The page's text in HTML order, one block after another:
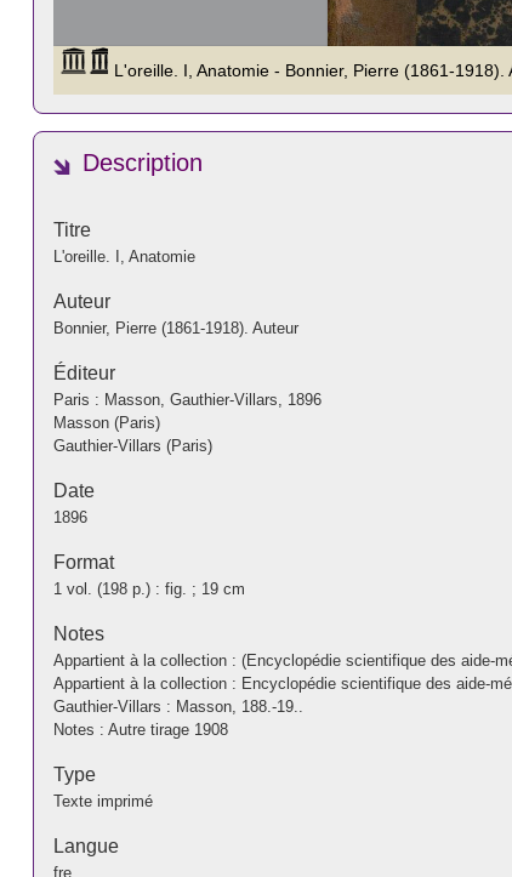
Description
Titre
L'oreille. I, Anatomie
Auteur
Bonnier, Pierre (1861-1918). Auteur
Éditeur
Paris : Masson, Gauthier-Villars, 1896
Masson (Paris)
Gauthier-Villars (Paris)
Date
1896
Format
1 vol. (198 p.) : fig. ; 19 cm
Notes
Appartient à la collection : (Encyclopédie scientifique des aide-
Appartient à la collection : Encyclopédie scientifique des aide-
Gauthier-Villars : Masson, 188.-19..
Notes : Autre tirage 1908
Type
Texte imprimé
Langue
fre